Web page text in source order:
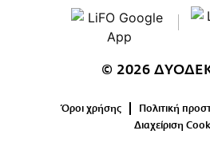
© 2026
Όροι χρήσης
Πολιτική
Διαχείριση